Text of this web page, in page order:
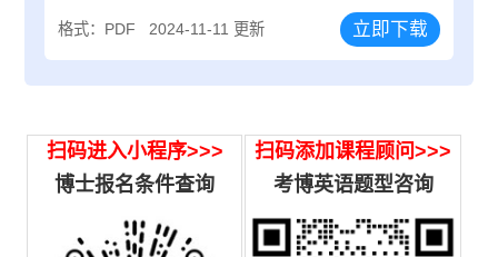
格式：PDF 2024-11-11 更新 立即下载
扫码进入小程序>>>
博士报名条件查询
扫码添加课程顾问>>>
考博英语题型咨询